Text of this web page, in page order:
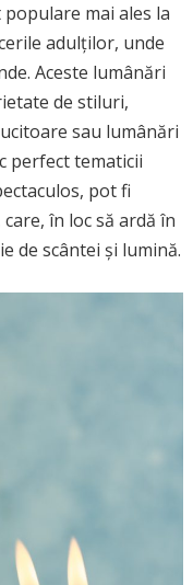
mai ales la
adulților, unde
Aceste lumânări
de stiluri,
sau lumânări
perfect tematicii
pot fi
în loc să ardă în
de scântei și lumină.